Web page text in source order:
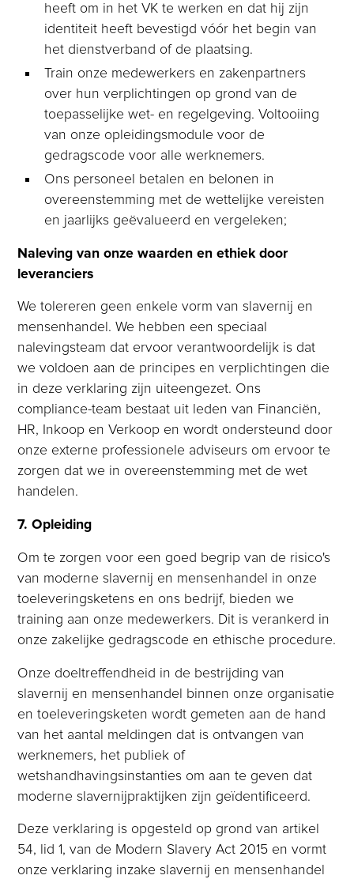
heeft om in het VK te werken en dat hij zijn
identiteit heeft bevestigd vóór het begin van
het dienstverband of de plaatsing.
Train onze medewerkers en zakenpartners
over hun verplichtingen op grond van de
toepasselijke wet- en regelgeving. Voltooiing
van onze opleidingsmodule voor de
gedragscode voor alle werknemers.
Ons personeel betalen en belonen in
overeenstemming met de wettelijke vereisten
en jaarlijks geëvalueerd en vergeleken;
Naleving van onze waarden en ethiek door
leveranciers
We tolereren geen enkele vorm van slavernij en
mensenhandel. We hebben een speciaal
nalevingsteam dat ervoor verantwoordelijk is dat
we voldoen aan de principes en verplichtingen die
in deze verklaring zijn uiteengezet. Ons
compliance-team bestaat uit leden van Financiën,
HR, Inkoop en Verkoop en wordt ondersteund door
onze externe professionele adviseurs om ervoor te
zorgen dat we in overeenstemming met de wet
handelen.
7. Opleiding
Om te zorgen voor een goed begrip van de risico's
van moderne slavernij en mensenhandel in onze
toeleveringsketens en ons bedrijf, bieden we
training aan onze medewerkers. Dit is verankerd in
onze zakelijke gedragscode en ethische procedure.
Onze doeltreffendheid in de bestrijding van
slavernij en mensenhandel binnen onze organisatie
en toeleveringsketen wordt gemeten aan de hand
van het aantal meldingen dat is ontvangen van
werknemers, het publiek of
wetshandhavingsinstanties om aan te geven dat
moderne slavernijpraktijken zijn geïdentificeerd.
Deze verklaring is opgesteld op grond van artikel
54, lid 1, van de Modern Slavery Act 2015 en vormt
onze verklaring inzake slavernij en mensenhandel